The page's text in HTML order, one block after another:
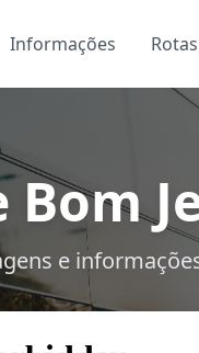
Informações Rotas
e